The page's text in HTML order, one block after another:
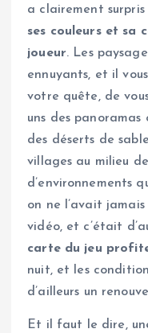
a clairement surpris
ses couleurs et sa
joueur. Les
ennuyants, et il
votre quête, de
uns des
des déserts de
villages au milieu
d’environnements
on ne l’avait
vidéo, et c’était
carte du jeu
nuit, et les
d’ailleurs un
Et il faut le dire,